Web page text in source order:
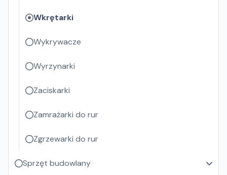
Wkrętarki
Wykrywacze
Wyrzynarki
Zaciskarki
Zamrażarki do rur
Zgrzewarki do rur
Sprzęt budowlany